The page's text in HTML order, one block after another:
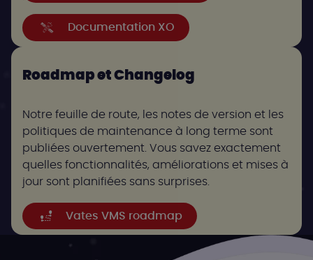
Documentation XO
Roadmap et Changelog
Notre feuille de route, les notes de version et les
politiques de maintenance à long terme sont
publiées ouvertement. Vous savez exactement
quelles fonctionnalités, améliorations et mises à
jour sont planifiées sans surprises.
Vates VMS roadmap